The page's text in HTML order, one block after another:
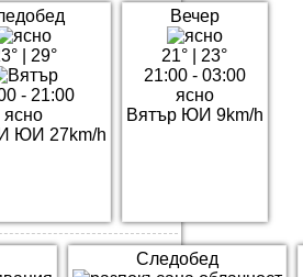
| 29°
- 21:00
ясно
ЮИ 27km/h
Вечер
21°
23°
21:00 - 03:00
ясно
Вятър ЮИ 9km/h
Следобед